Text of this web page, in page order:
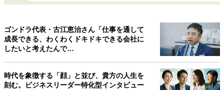
ゴンドラ代表・古江恵治さん「仕事を通して
成長できる、わくわくドキドキできる会社に
したいと考えたんで…
時代を象徴する「顔」と並び、貴方の人生を
刻む。ビジネスリーダー特化型インタビュー